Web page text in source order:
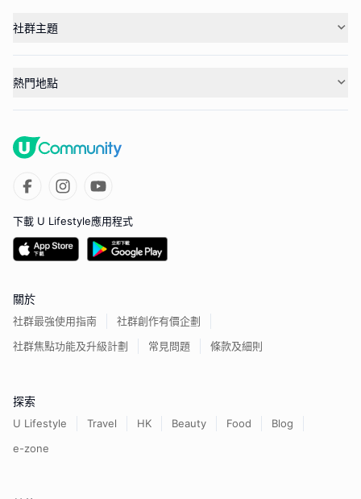
社群主題
熱門地點
下載 U Lifestyle應用程式
關於
社群最強使用指南
社群創作有價企劃
社群焦點功能及升級計劃
常見問題 條款及細則
探索
U Lifestyle Travel HK Beauty Food
Blog
e-zone